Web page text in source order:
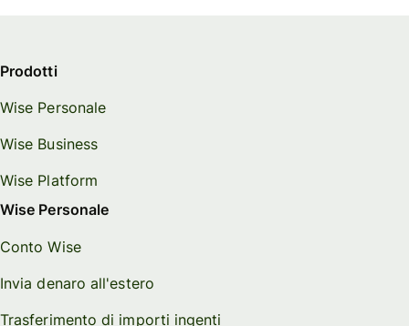
Prodotti
Wise Personale
Wise Business
Wise Platform
Wise Personale
Conto Wise
Invia denaro all'estero
Trasferimento di importi ingenti